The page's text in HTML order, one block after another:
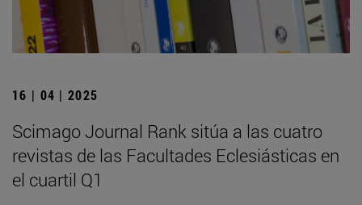
16 | 04 | 2025
Scimago Journal Rank sitúa a las cuatro
revistas de las Facultades Eclesiásticas en
el cuartil Q1